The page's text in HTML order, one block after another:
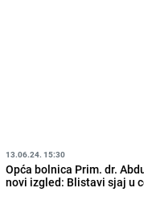
13.06.24. 15:30
Opća bolnica Prim. dr.
novi izgled: Blistavi sjaj u